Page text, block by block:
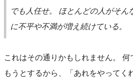
でも人任せ。 ほとんどの人がそん
に不平や不満が増え続けている。
これはその通りかもしれません。
もうとするから、「あれをやってく